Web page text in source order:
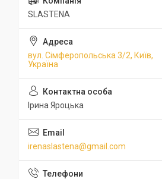
SLASTENA
вул. Сімферопольська 3/2, Київ,
Україна
Ірина Яроцька
irenaslastena@gmail.com